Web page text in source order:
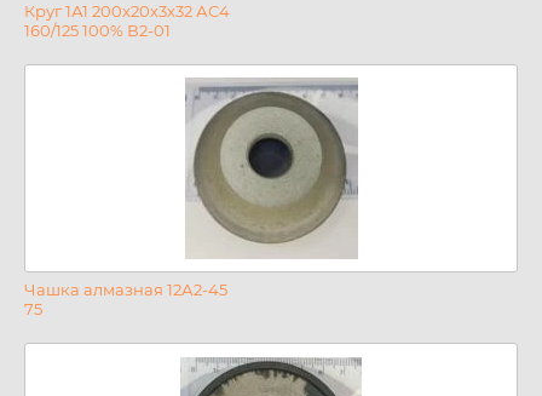
Круг 1А1 200х20х3х32 АС4
160/125 100% В2-01
Чашка алмазная 12А2-45
75